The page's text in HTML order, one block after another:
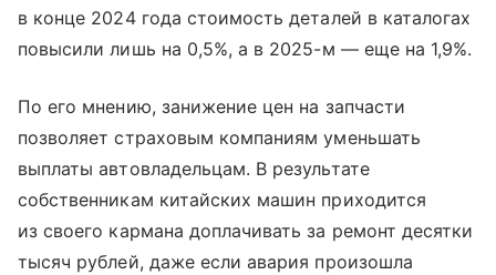
в конце 2024 года стоимость деталей в каталогах
повысили лишь на 0,5%, а в 2025-м — еще на 1,9%.
По его мнению, занижение цен на запчасти
позволяет страховым компаниям уменьшать
выплаты автовладельцам. В результате
собственникам китайских машин приходится
из своего кармана доплачивать за ремонт десятки
тысяч рублей, даже если авария произошла